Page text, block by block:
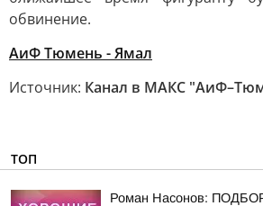
обвинение.
АиФ Тюмень - Ямал
Источник: Канал в МАКС
ТОП
Роман Насонов: